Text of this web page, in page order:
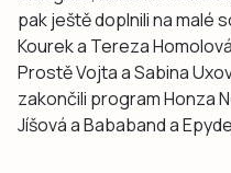
pak ještě doplnili na malé
Kourek a Tereza
Prostě Vojta a Sabina
zakončili program Honza
Jíšová a Bababand a